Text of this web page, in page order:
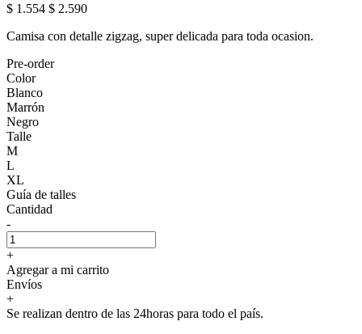
$ 1.554 $ 2.590
Camisa con detalle zigzag, super delicada para toda ocasion.
Pre-order
Color
Blanco
Marrón
Negro
Talle
M
L
XL
Guía de talles
Cantidad
-
+
Agregar a mi carrito
Envíos
+
Se realizan dentro de las 24horas para todo el país.